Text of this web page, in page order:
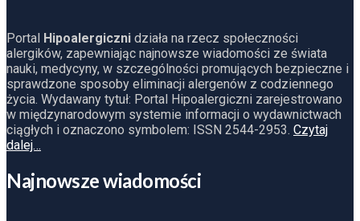
Portal Hipoalergiczni działa na rzecz społeczności
alergików, zapewniając najnowsze wiadomości ze świata
nauki, medycyny, w szczególności promujących bezpieczne i
sprawdzone sposoby eliminacji alergenów z codziennego
życia. Wydawany tytuł: Portal Hipoalergiczni zarejestrowano
w międzynarodowym systemie informacji o wydawnictwach
ciągłych i oznaczono symbolem: ISSN 2544-2953. Czytaj
dalej…
Najnowsze wiadomości